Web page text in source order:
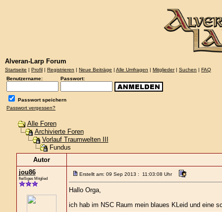
Alveran-Larp Forum
Startseite | Profil | Registrieren | Neue Beiträge | Alle Umfragen | Mitglieder| Suchen | FAQ
Benutzername:
Passwort:
Passwort speichern
Passwort vergessen?
Alle Foren
Archivierte Foren
Vorlauf Traumwelten III
Fundus
Autor
jou86
fleißiges Mitglied
Erstellt am: 09 Sep 2013 : 11:03:08 Uhr
Hallo Orga,
ich hab im NSC Raum mein blaues KLeid und eine